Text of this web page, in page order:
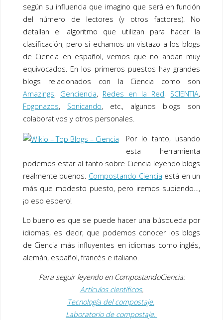
según su influencia que imagino que será en función
del número de lectores (y otros factores). No
detallan el algoritmo que utilizan para hacer la
clasificación, pero si echamos un vistazo a los blogs
de Ciencia en español, vemos que no andan muy
equivocados. En los primeros puestos hay grandes
blogs relacionados con la Ciencia como son
Amazings, Genciencia, Redes en la Red, SCIENTIA,
Fogonazos, Sonicando, etc., algunos blogs son
colaborativos y otros personales.
Por lo tanto, usando
esta herramienta
podemos estar al tanto sobre Ciencia leyendo blogs
realmente buenos. Compostando Ciencia está en un
más que modesto puesto, pero iremos subiendo…,
¡o eso espero!
Lo bueno es que se puede hacer una búsqueda por
idiomas, es decir, que podemos conocer los blogs
de Ciencia más influyentes en idiomas como inglés,
alemán, español, francés e italiano.
Para seguir leyendo en CompostandoCiencia:
Artículos científicos.
Tecnología del compostaje.
Laboratorio de compostaje.